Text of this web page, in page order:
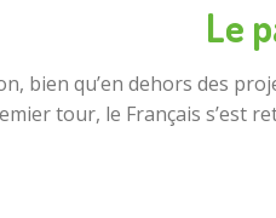
Le
bien qu’en dehors des
tour, le Français s’est